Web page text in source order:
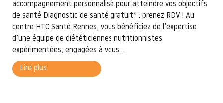
accompagnement personnalisé pour atteindre vos objectifs
de santé Diagnostic de santé gratuit* : prenez RDV ! Au
centre HTC Santé Rennes, vous bénéficiez de l’expertise
d’une équipe de diététiciennes nutritionnistes
expérimentées, engagées à vous...
Lire plus